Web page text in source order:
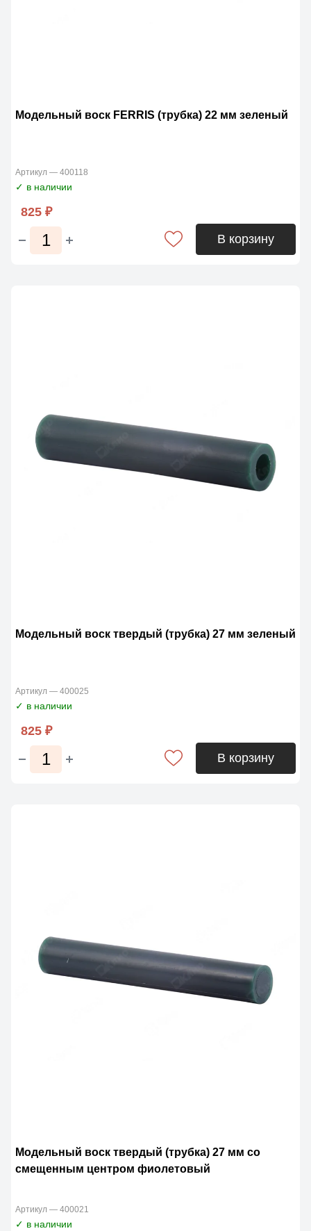
Модельный воск FERRIS (трубка) 22 мм зеленый
Артикул — 400118
✓ в наличии
825 ₽
В корзину
Модельный воск твердый (трубка) 27 мм зеленый
Артикул — 400025
✓ в наличии
825 ₽
В корзину
Модельный воск твердый (трубка) 27 мм со
смещенным центром фиолетовый
Артикул — 400021
✓ в наличии